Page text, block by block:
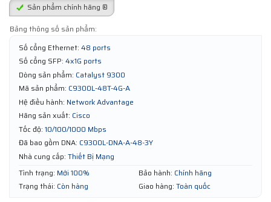
Sản phẩm chính hãng ®
Bảng thông số sản phẩm:
Số cổng Ethernet: 48 ports
Số cổng SFP: 4x1G ports
Dòng sản phẩm: Catalyst 9300
Mã sản phẩm: C9300L-48T-4G-A
Hệ điều hành: Network Advantage
Hãng sản xuất: Cisco
Tốc độ: 10/100/1000 Mbps
Đã bao gồm DNA: C9300L-DNA-A-48-3Y
Nhà cung cấp: Thiết Bị Mạng
Tình trạng: Mới 100% Bảo hành: Chính hãng
Trạng thái: Còn hàng Giao hàng: Toàn quốc